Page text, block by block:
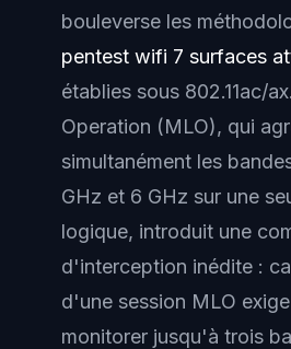
bouleverse les
pentest wifi 7 surfaces
établies sous 802.11ac/
Operation (MLO), qui
simultanément les
GHz et 6 GHz sur une
logique, introduit une
d'interception inédite :
d'une session MLO
monitorer jusqu'à trois